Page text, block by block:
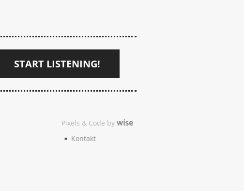
START LISTENING!
Pixels & Code by
Kontakt